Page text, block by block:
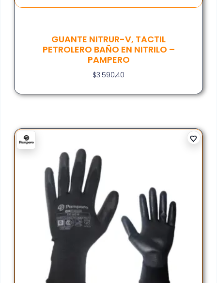
GUANTE NITRUR-V, TACTIL
PETROLERO BAÑO EN NITRILO –
PAMPERO
$3.590,40